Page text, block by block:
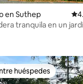
de 5, 246 reseñas
en Suthep
tranquila en un
huéspedes
huéspedes